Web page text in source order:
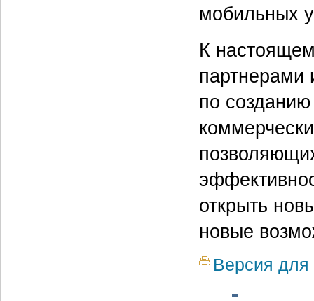
мобильных
К
партнерами
по
открыть
новые
Версия для